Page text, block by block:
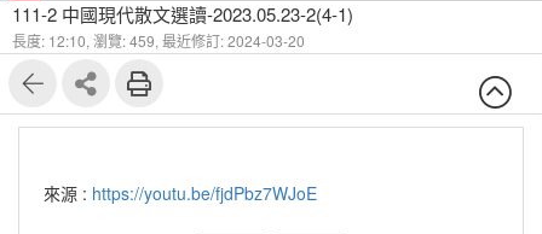
111-2 中國現代散文選讀-2023.05.23-2(4-1)
長度: 12:10, 瀏覽: 459, 最近修訂: 2024-03-20
來源 : https://youtu.be/fjdPbz7WJoE